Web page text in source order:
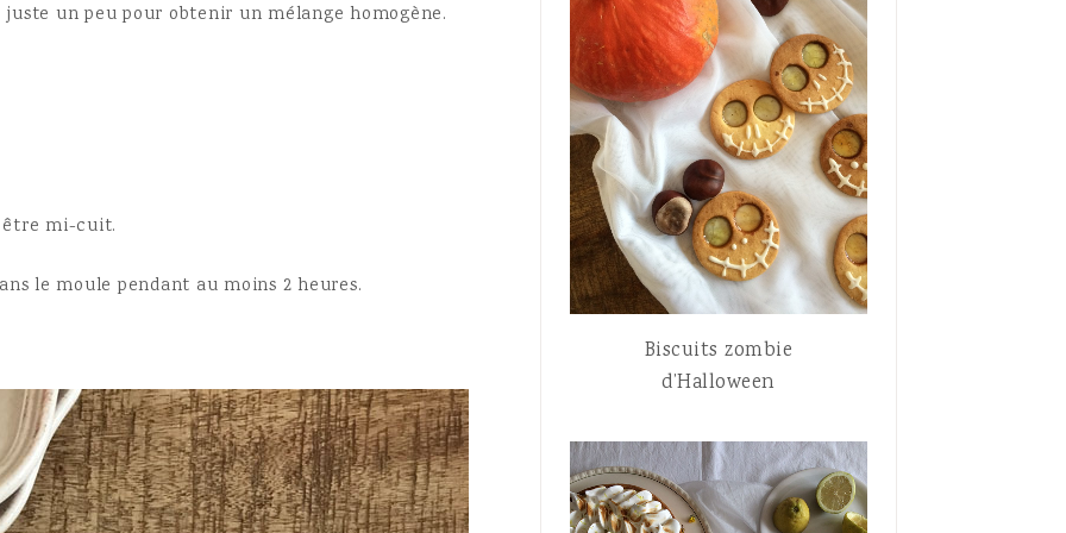
un peu pour obtenir un mélange homogène.
mi-cuit.
le moule pendant au moins 2 heures.
Biscuits zombie
d’Halloween